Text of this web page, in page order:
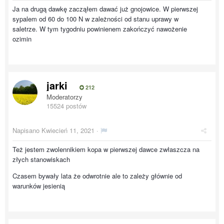
Ja na drugą dawkę zacząłem dawać już gnojowice. W pierwszej
sypalem od 60 do 100 N w zależności od stanu uprawy w
saletrze. W tym tygodniu powinienem zakończyć nawożenie
ozimin
jarki 212
Moderatorzy
15524 postów
Napisano Kwiecień 11, 2021 ·
Też jestem zwolennikiem kopa w pierwszej dawce zwłaszcza na
złych stanowiskach
Czasem bywały lata że odwrotnie ale to zależy głównie od
warunków jesienią